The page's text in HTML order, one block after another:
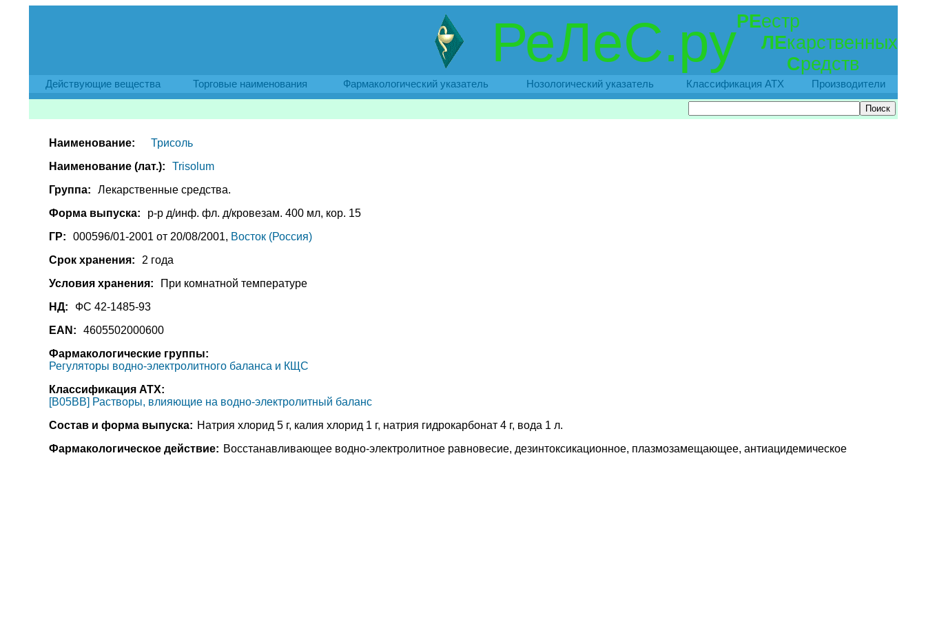
РеЛеС.руРЕестр
ЛЕкарственных
Средств
Действующие вещества Торговые наименования Фармакологический указатель Нозологический указатель Классификация АТХ Производители
Наименование:
Трисоль
Наименование (лат.):
Trisolum
Группа:
Лекарственные средства.
Форма выпуска:
р-р д/инф. фл. д/кровезам. 400 мл, кор. 15
ГР:
000596/01-2001 от 20/08/2001, Восток (Россия)
Срок хранения:
2 года
Условия хранения:
При комнатной температуре
НД:
ФС 42-1485-93
EAN:
4605502000600
Фармакологические группы:
Регуляторы водно-электролитного баланса и КЩС
Классификация АТХ:
[B05BB] Растворы, влияющие на водно-электролитный баланс
Состав и форма выпуска: Натрия хлорид 5 г, калия хлорид 1 г, натрия гидрокарбонат 4 г, вода 1 л.
Фармакологическое действие: Восстанавливающее водно-электролитное равновесие, дезинтоксикационное, плазмозамещающее, антиацидемическое